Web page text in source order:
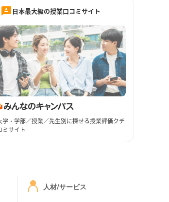
日本最大級の授業口コミサイト
学・学部／授業／先生別に探せる授業評価クチ
ミサイト
人材/サービス